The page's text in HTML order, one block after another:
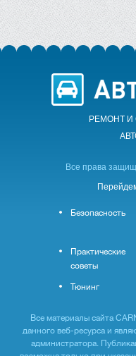
РЕМОНТ
Все права
Безопасность
Практические
советы
Тюнинг
Все материалы сайта
данного веб-ресурса и
администратора.